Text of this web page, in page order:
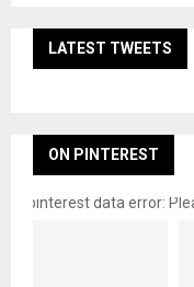
LATEST TWEETS
ON PINTEREST
pinterest data error: